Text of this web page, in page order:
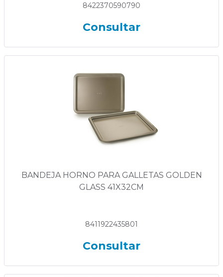
8422370590790
Consultar
BANDEJA HORNO PARA GALLETAS GOLDEN
GLASS 41X32CM
8411922435801
Consultar